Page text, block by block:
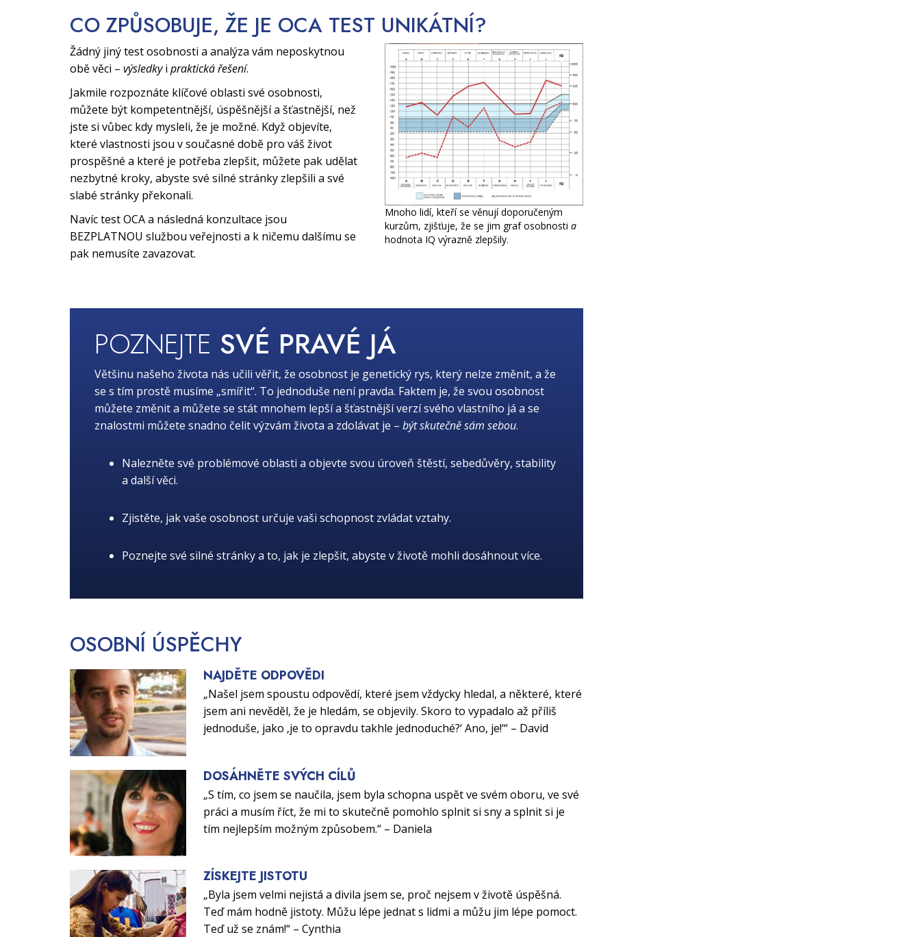
CO ZPŮSOBUJE, ŽE JE OCA TEST UNIKÁTNÍ?
Žádný jiný test osobnosti a analýza vám neposkytnou
obě věci – výsledkyi praktická řešení.
Jakmile rozpoznáte klíčové oblasti své osobnosti,
můžete být kompetentnější, úspěšnější a šťastnější, než
jste si vůbec kdy mysleli, že je možné. Když objevíte,
které vlastnosti jsou v současné době pro váš život
prospěšné a které je potřeba zlepšit, můžete pak udělat
nezbytné kroky, abyste své silné stránky zlepšili a své
slabé stránky překonali.
Navíc test OCA a následná konzultace jsou
BEZPLATNOU službou veřejnosti a k ničemu dalšímu se
pak nemusíte zavazovat.
Mnoho lidí, kteří se věnují doporučeným
kurzům, zjišťuje, že se jim graf osobnosti a
hodnota IQ výrazně zlepšily.
POZNEJTE SVÉ PRAVÉ JÁ
Většinu našeho života nás učili věřit, že osobnost je genetický rys, který nelze změnit, a že
se s tím prostě musíme „smířit“. To jednoduše není pravda. Faktem je, že svou osobnost
můžete změnit a můžete se stát mnohem lepší a šťastnější verzí svého vlastního já a se
znalostmi můžete snadno čelit výzvám života a zdolávat je – být skutečně sám sebou.
Nalezněte své problémové oblasti a objevte svou úroveň štěstí, sebedůvěry, stability
a další věci.
Zjistěte, jak vaše osobnost určuje vaši schopnost zvládat vztahy.
Poznejte své silné stránky a to, jak je zlepšit, abyste v životě mohli dosáhnout více.
OSOBNÍ ÚSPĚCHY
NAJDĚTE ODPOVĚDI
„Našel jsem spoustu odpovědí, které jsem vždycky hledal, a některé, které
jsem ani nevěděl, že je hledám, se objevily. Skoro to vypadalo až příliš
jednoduše, jako ‚je to opravdu takhle jednoduché?‘ Ano, je!‘“ – David
DOSÁHNĚTE SVÝCH CÍLŮ
„S tím, co jsem se naučila, jsem byla schopna uspět ve svém oboru, ve své
práci a musím říct, že mi to skutečně pomohlo splnit si sny a splnit si je
tím nejlepším možným způsobem.“ – Daniela
ZÍSKEJTE JISTOTU
„Byla jsem velmi nejistá a divila jsem se, proč nejsem v životě úspěšná.
Teď mám hodně jistoty. Můžu lépe jednat s lidmi a můžu jim lépe pomoct.
Teď už se znám!“ – Cynthia